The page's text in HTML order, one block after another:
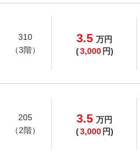
310
（3階）
3.5 万円
(3,000 円)
205
（2階）
3.5 万円
(3,000 円)